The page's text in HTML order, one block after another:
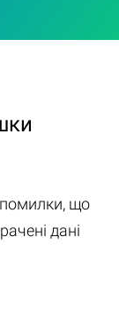
помилки, що
дані